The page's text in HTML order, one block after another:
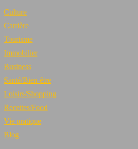
Culture
Carrière
Tourisme
Immobilier
Business
Santé/Bien-être
Loisirs/Shopping
Recettes/Food
Vie pratique
Blog